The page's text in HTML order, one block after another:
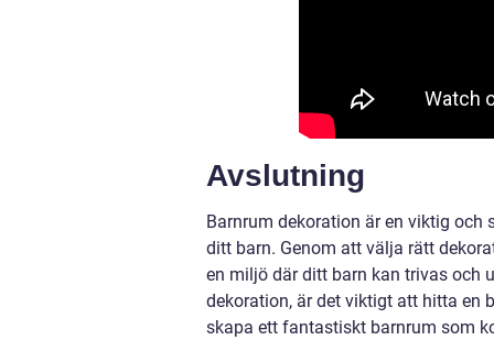
Avslutning
Barnrum dekoration är en viktig
ditt barn. Genom att välja rätt
en miljö där ditt barn kan trivas och
dekoration, är det viktigt att hitta en
skapa ett fantastiskt barnrum som